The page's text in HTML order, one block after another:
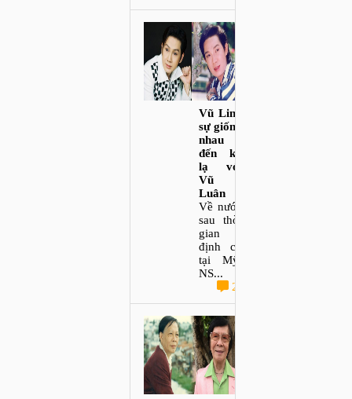
Vũ Linh
sự giống
nhau
đến kỳ
lạ với
Vũ
Luân
Về nước
sau thời
gian
định cư
tại Mỹ,
NS...
2